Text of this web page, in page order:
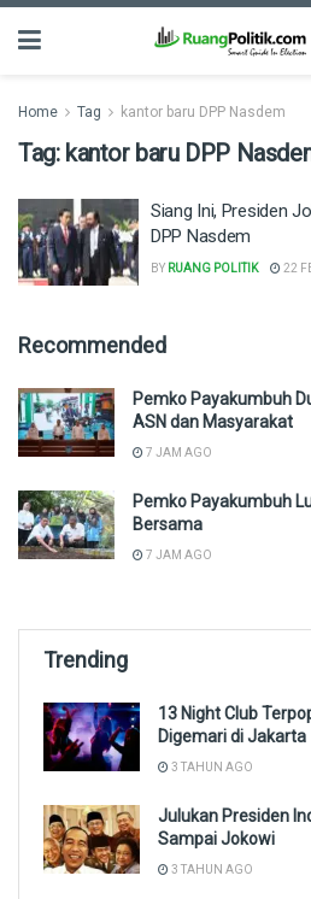
Home Tag kantor baru DPP Nasdem
Tag: kantor baru DPP
Siang Ini, Presiden
DPP Nasdem
BY RUANG POLITIK 22
Recommended
Pemko Payakumbuh
ASN dan Masyarakat
7 JAM AGO
Pemko Payakumbuh
Bersama
7 JAM AGO
Trending
13 Night Club
Digemari di Jakarta
3 TAHUN AGO
Julukan Presiden
Sampai Jokowi
3 TAHUN AGO